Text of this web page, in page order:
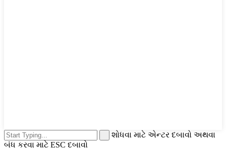
શોધવા માટે એન્ટર દબાવો અથવા
બંધ કરવા માટે ESC દબાવો